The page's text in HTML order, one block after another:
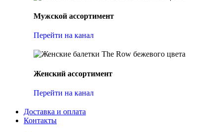
Мужской ассортимент
Перейти на канал
Женский ассортимент
Перейти на канал
Доставка и оплата
Контакты